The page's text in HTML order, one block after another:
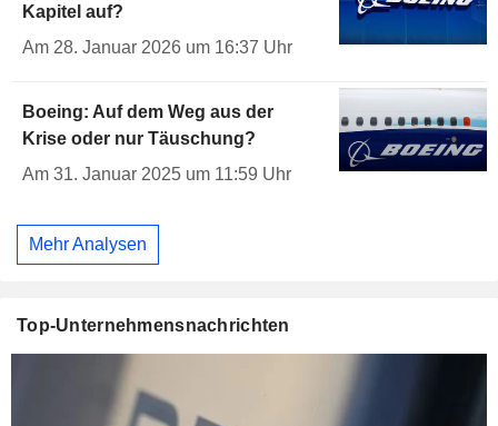
Kapitel auf?
Am 28. Januar 2026 um 16:37 Uhr
Boeing: Auf dem Weg aus der
Krise oder nur Täuschung?
Am 31. Januar 2025 um 11:59 Uhr
Mehr Analysen
Top-Unternehmensnachrichten